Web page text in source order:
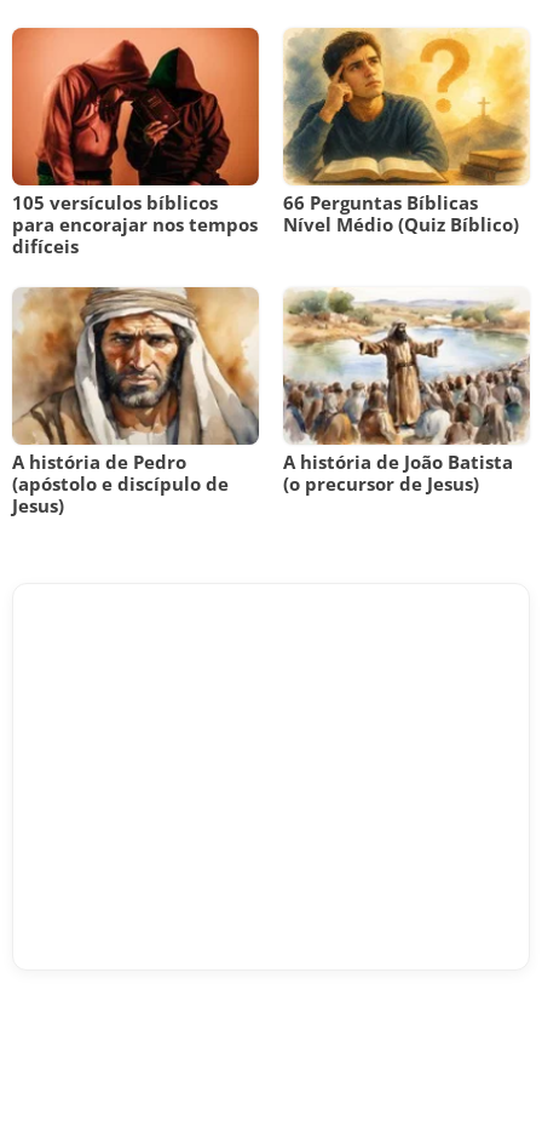
105 versículos bíblicos
para encorajar nos tempos
difíceis
66 Perguntas Bíblicas
Nível Médio (Quiz Bíblico)
A história de Pedro
(apóstolo e discípulo de
Jesus)
A história de João Batista
(o precursor de Jesus)